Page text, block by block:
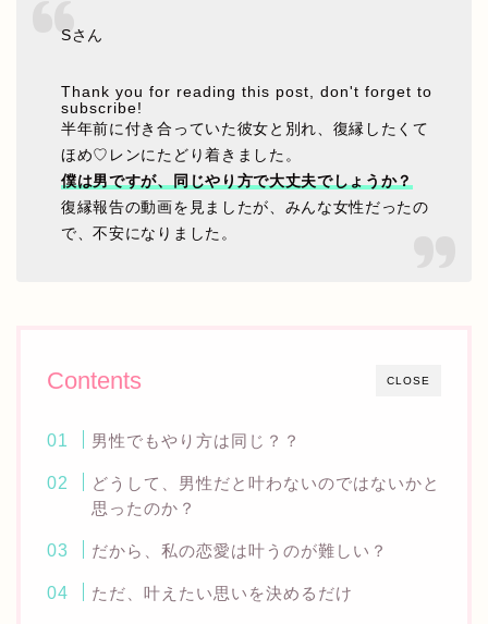
Sさん
Thank you for reading this post, don't forget to
subscribe!
半年前に付き合っていた彼女と別れ、復縁したくて
ほめ♡レンにたどり着きました。
僕は男ですが、同じやり方で大丈夫でしょうか？
復縁報告の動画を見ましたが、みんな女性だったの
で、不安になりました。
CLOSE
Contents
男性でもやり方は同じ？？
どうして、男性だと叶わないのではないかと
思ったのか？
だから、私の恋愛は叶うのが難しい？
ただ、叶えたい思いを決めるだけ